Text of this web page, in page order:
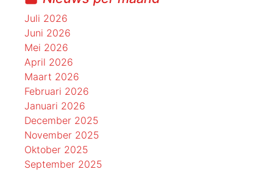
Juli 2026
Juni 2026
Mei 2026
April 2026
Maart 2026
Februari 2026
Januari 2026
December 2025
November 2025
Oktober 2025
September 2025